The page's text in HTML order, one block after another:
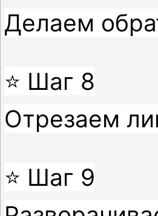
Делаем
⭐ Шаг 8
Отрезаем
⭐ Шаг 9